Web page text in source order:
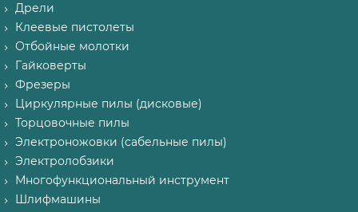
Дрели
Клеевые пистолеты
Отбойные молотки
Гайковерты
Фрезеры
Циркулярные пилы (дисковые)
Торцовочные пилы
Электроножовки (сабельные пилы)
Электролобзики
Многофункциональный инструмент
Шлифмашины